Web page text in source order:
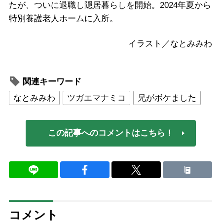
たが、ついに退職し隠居暮らしを開始。2024年夏から
特別養護老人ホームに入所。
イラスト／なとみみわ
関連キーワード
なとみみわ
ツガエマナミコ 兄がボケました
この記事へのコメントはこちら！
コメント